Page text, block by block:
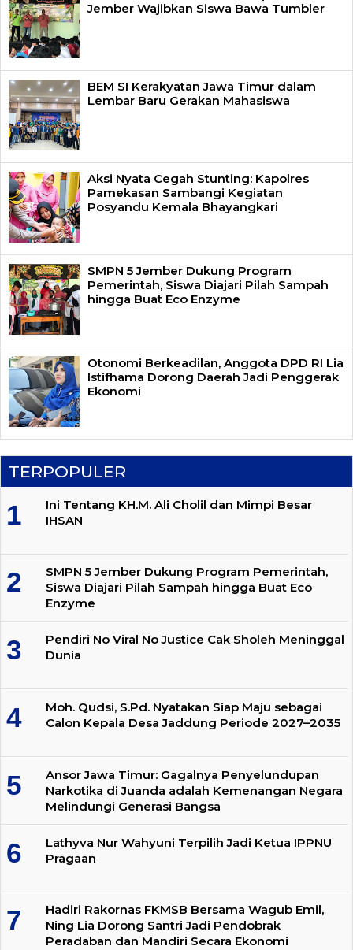
Jember Wajibkan Siswa Bawa Tumbler
BEM SI Kerakyatan Jawa Timur dalam
Lembar Baru Gerakan Mahasiswa
Aksi Nyata Cegah Stunting: Kapolres
Pamekasan Sambangi Kegiatan
Posyandu Kemala Bhayangkari
SMPN 5 Jember Dukung Program
Pemerintah, Siswa Diajari Pilah Sampah
hingga Buat Eco Enzyme
Otonomi Berkeadilan, Anggota DPD RI Lia
Istifhama Dorong Daerah Jadi Penggerak
Ekonomi
TERPOPULER
Ini Tentang KH.M. Ali Cholil dan Mimpi Besar
IHSAN
SMPN 5 Jember Dukung Program Pemerintah,
Siswa Diajari Pilah Sampah hingga Buat Eco
Enzyme
Pendiri No Viral No Justice Cak Sholeh Meninggal
Dunia
Moh. Qudsi, S.Pd. Nyatakan Siap Maju sebagai
Calon Kepala Desa Jaddung Periode 2027–2035
Ansor Jawa Timur: Gagalnya Penyelundupan
Narkotika di Juanda adalah Kemenangan Negara
Melindungi Generasi Bangsa
Lathyva Nur Wahyuni Terpilih Jadi Ketua IPPNU
Pragaan
Hadiri Rakornas FKMSB Bersama Wagub Emil,
Ning Lia Dorong Santri Jadi Pendobrak
Peradaban dan Mandiri Secara Ekonomi